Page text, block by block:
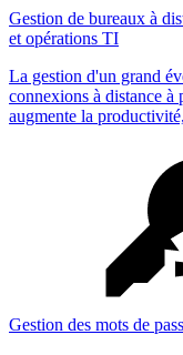
Gestion de bureaux à
et opérations TI
La gestion d'un grand
connexions à distance à
augmente la
Gestion des mots de